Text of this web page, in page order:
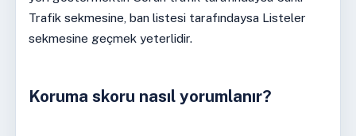
Trafik sekmesine, ban listesi tarafındaysa Listeler
sekmesine geçmek yeterlidir.
Koruma skoru nasıl yorumlanır?